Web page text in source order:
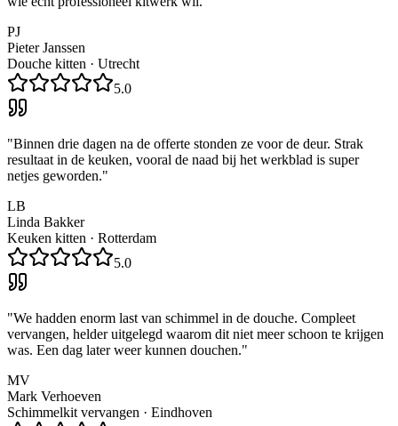
PJ
Pieter Janssen
Douche kitten · Utrecht
5.0
"Binnen drie dagen na de offerte stonden ze voor de deur. Strak
resultaat in de keuken, vooral de naad bij het werkblad is super
netjes geworden."
LB
Linda Bakker
Keuken kitten · Rotterdam
5.0
"We hadden enorm last van schimmel in de douche. Compleet
vervangen, helder uitgelegd waarom dit niet meer schoon te krijgen
was. Een dag later weer kunnen douchen."
MV
Mark Verhoeven
Schimmelkit vervangen · Eindhoven